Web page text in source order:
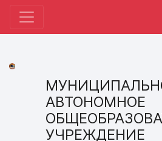
АВТОНОМНОЕ
УЧРЕЖДЕНИЕ